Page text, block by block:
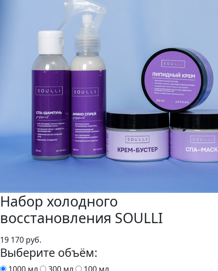
Набор холодного
восстановления SOULLI
19 170 руб.
Выберите объём: